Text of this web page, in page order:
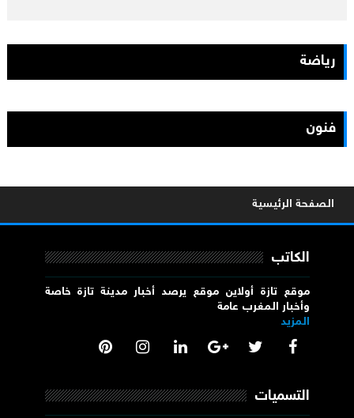
رياضة
فنون
الصفحة الرئيسية
الكاتب
موقع تازة أولاين موقع يرصد أخبار مدينة تازة خاصة
وأخبار المغرب عامة
المزيد
التسميات